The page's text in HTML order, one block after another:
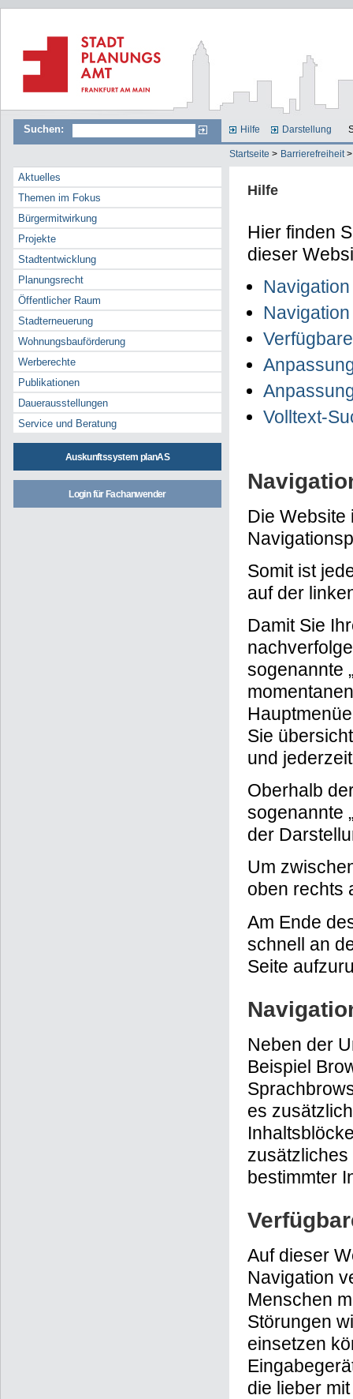
Suchen: Hilfe Darstellung
Startseite > Barrierefreiheit >
Aktuelles
Themen im Fokus
Bürgermitwirkung
Projekte
Stadtentwicklung
Planungsrecht
Öffentlicher Raum
Stadterneuerung
Wohnungsbauförderung
Werberechte
Publikationen
Dauerausstellungen
Service und Beratung
Auskunftssystem planAS
Login für Fachanwender
Hilfe
Hier finden
dieser
Volltext-
Die Website
Somit ist
auf der
Damit Sie
sogenannte
Sie
und
Oberhalb
sogenannte
der
Um
oben rechts
Am Ende
schnell an
Seite
Neben der
Beispiel
es
zusätzliches
bestimmter
Auf dieser
Navigation
Menschen
Störungen
einsetzen
die lieber